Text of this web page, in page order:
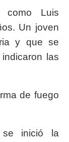
como Luis
Un joven
y que se
las
de fuego
se inició la